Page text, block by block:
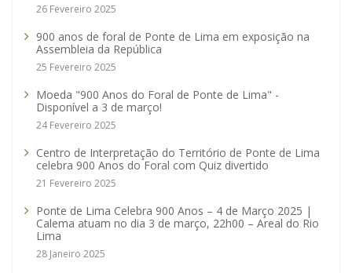
26 Fevereiro 2025
900 anos de foral de Ponte de Lima em exposição na
Assembleia da República
25 Fevereiro 2025
Moeda "900 Anos do Foral de Ponte de Lima" -
Disponível a 3 de março!
24 Fevereiro 2025
Centro de Interpretação do Território de Ponte de Lima
celebra 900 Anos do Foral com Quiz divertido
21 Fevereiro 2025
Ponte de Lima Celebra 900 Anos – 4 de Março 2025 |
Calema atuam no dia 3 de março, 22h00 – Areal do Rio
Lima
28 Janeiro 2025